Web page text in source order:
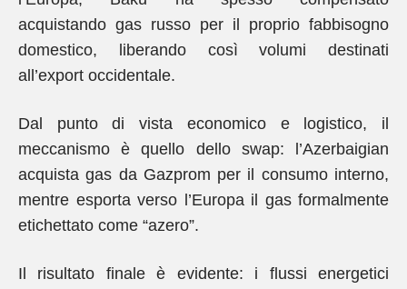
acquistando gas russo per il proprio fabbisogno
domestico, liberando così volumi destinati
all’export occidentale.
Dal punto di vista economico e logistico, il
meccanismo è quello dello swap: l’Azerbaigian
acquista gas da Gazprom per il consumo interno,
mentre esporta verso l’Europa il gas formalmente
etichettato come “azero”.
Il risultato finale è evidente: i flussi energetici